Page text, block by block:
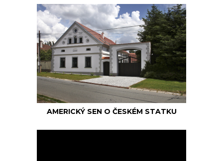
AMERICKÝ SEN O ČESKÉM STATKU